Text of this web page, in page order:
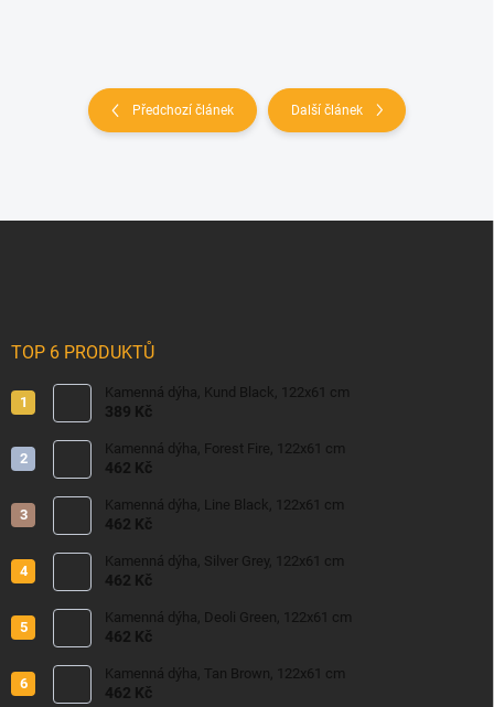
Předchozí článek Další článek
TOP 6 PRODUKTŮ
Kamenná dýha, Kund Black, 122x61 cm
389 Kč
Kamenná dýha, Forest Fire, 122x61 cm
462 Kč
Kamenná dýha, Line Black, 122x61 cm
462 Kč
Kamenná dýha, Silver Grey, 122x61 cm
462 Kč
Kamenná dýha, Deoli Green, 122x61 cm
462 Kč
Kamenná dýha, Tan Brown, 122x61 cm
462 Kč